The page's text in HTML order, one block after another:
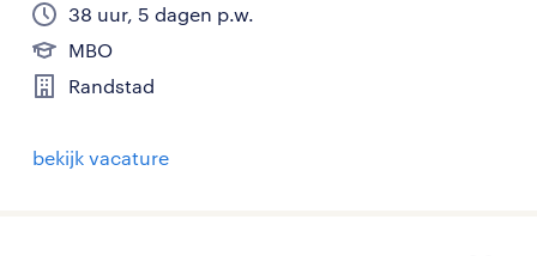
38 uur, 5 dagen p.w.
MBO
Randstad
bekijk vacature